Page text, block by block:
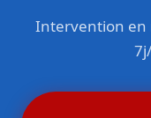
Intervention en